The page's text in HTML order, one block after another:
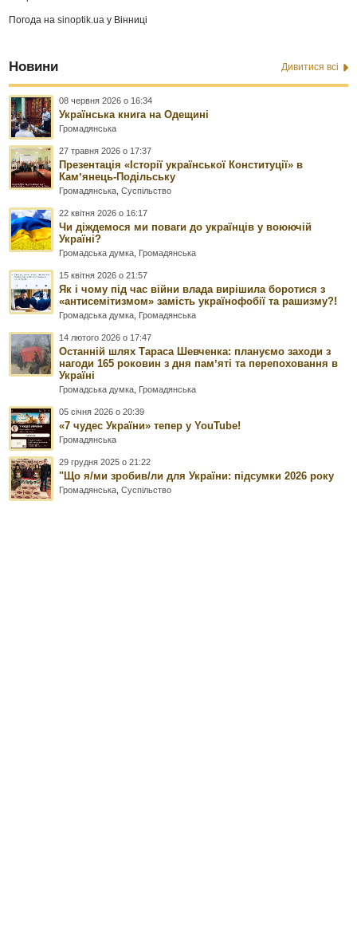
Погода наsinoptik.ua у Вінниці
Новини Дивитися всі
08 червня 2026 о 16:34
Українська книга на Одещині
Громадянська
27 травня 2026 о 17:37
Презентація «Історії української Конституції» в
Камʼянець-Подільську
Громадянська ,Суспільство
22 квітня 2026 о 16:17
Чи діждемося ми поваги до українців у воюючій
Україні?
Громадська думка Громадянська
15 квітня 2026 о 21:57
Як і чому під час війни влада вирішила боротися з
«антисемітизмом» замість українофобії та рашизму?!
Громадська думка Громадянська
14 лютого 2026 о 17:47
Останній шлях Тараса Шевченка: плануємо заходи з
нагоди 165 роковин з дня памʼяті та перепоховання в
Україні
Громадська думка Громадянська
05 січня 2026 о 20:39
«7 чудес України» тепер у YouTube!
Громадянська
29 грудня 2025 о 21:22
"Що я/ми зробив/ли для України: підсумки 2026 року
Громадянська ,Суспільство